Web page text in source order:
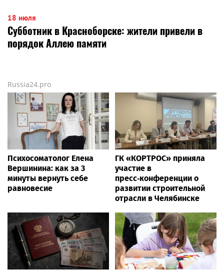
18 июля
Субботник в Красноборске: жители привели в
порядок Аллею памяти
Russia24.pro
Психосоматолог Елена
Вершинина: как за 3
минуты вернуть себе
равновесие
ГК «КОРТРОС» приняла
участие в
пресс‑конференции о
развитии строительной
отрасли в Челябинске